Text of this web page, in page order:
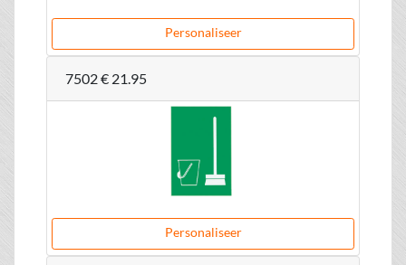
Personaliseer
7502€ 21.95
Personaliseer